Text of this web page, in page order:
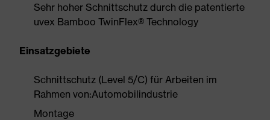
Sehr hoher Schnittschutz durch die patentierte
uvex Bamboo TwinFlex® Technology
Einsatzgebiete
Schnittschutz (Level 5/C) für Arbeiten im
Rahmen von:Automobilindustrie
Montage